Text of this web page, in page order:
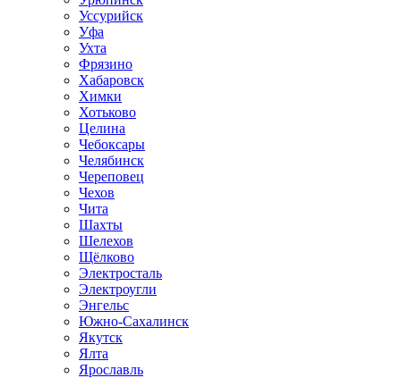
Уссурийск
Уфа
Ухта
Фрязино
Хабаровск
Химки
Хотьково
Целина
Чебоксары
Челябинск
Череповец
Чехов
Чита
Шахты
Шелехов
Щёлково
Электросталь
Электроугли
Энгельс
Южно-Сахалинск
Якутск
Ялта
Ярославль